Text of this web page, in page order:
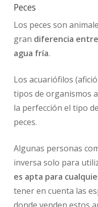
Peces
Los peces son
gran diferencia
agua fría.
Los acuariófilos
tipos de organismos
la perfección el tipo
peces.
Algunas personas
inversa solo para
es apta para
tener en cuenta las